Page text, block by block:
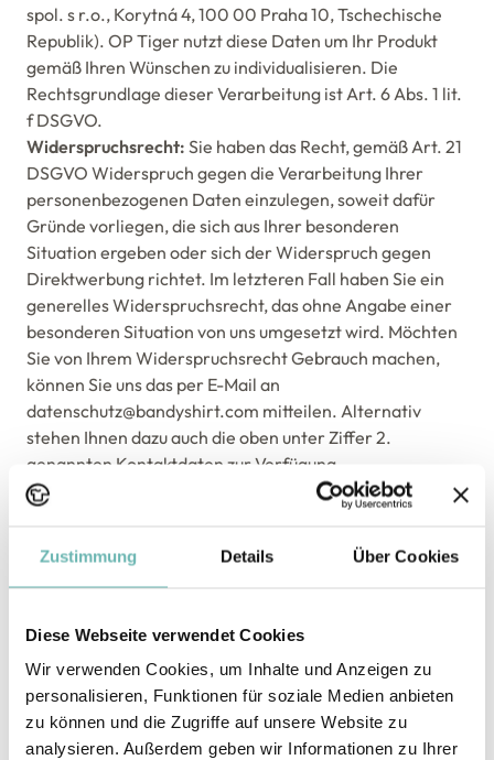
Zustimmung Details Über Cookies
Diese Webseite verwendet Cookies
Wir verwenden Cookies, um Inhalte und Anzeigen zu
personalisieren, Funktionen für soziale Medien anbieten
zu können und die Zugriffe auf unsere Website zu
analysieren. Außerdem geben wir Informationen zu Ihrer
spol. s r.o., Korytná 4, 100 00 Praha 10, Tschechische
Republik). OP Tiger nutzt diese Daten um Ihr Produkt
gemäß Ihren Wünschen zu individualisieren. Die
Rechtsgrundlage dieser Verarbeitung ist Art. 6 Abs. 1 lit.
f DSGVO.
Widerspruchsrecht: Sie haben das Recht, gemäß Art. 21
DSGVO Widerspruch gegen die Verarbeitung Ihrer
personenbezogenen Daten einzulegen, soweit dafür
Gründe vorliegen, die sich aus Ihrer besonderen
Situation ergeben oder sich der Widerspruch gegen
Direktwerbung richtet. Im letzteren Fall haben Sie ein
generelles Widerspruchsrecht, das ohne Angabe einer
besonderen Situation von uns umgesetzt wird. Möchten
Sie von Ihrem Widerspruchsrecht Gebrauch machen,
können Sie uns das per E-Mail an
datenschutz@bandyshirt.com mitteilen. Alternativ
stehen Ihnen dazu auch die oben unter Ziffer 2.
genannten Kontaktdaten zur Verfügung.
Wir löschen diese Daten bzw. lassen sie bei OP Tiger
löschen, sobald wir sie zur Erfüllung unserer
vertraglichen Pflichten nicht mehr benötigen und der
Löschung keine gesetzlichen Aufbewahrungspflichten
Mit Ihrer Einwilligung können Sie unseren Newsletter
abonnieren, mit dem wir Sie über unsere aktuellen
interessanten Angebote informieren.